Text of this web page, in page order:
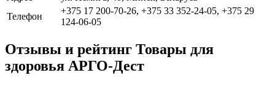
Телефон
+375 17 200-70-26, +375 33 352-24-05, +375 29
124-06-05
Отзывы и рейтинг Товары для
здоровья АРГО-Дест